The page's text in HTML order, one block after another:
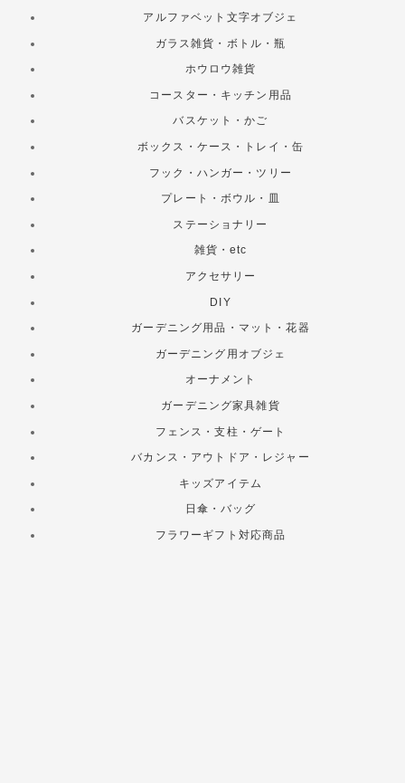
アルファベット文字オブジェ
ガラス雑貨・ボトル・瓶
ホウロウ雑貨
コースター・キッチン用品
バスケット・かご
ボックス・ケース・トレイ・缶
フック・ハンガー・ツリー
プレート・ボウル・皿
ステーショナリー
雑貨・etc
アクセサリー
DIY
ガーデニング用品・マット・花器
ガーデニング用オブジェ
オーナメント
ガーデニング家具雑貨
フェンス・支柱・ゲート
バカンス・アウトドア・レジャー
キッズアイテム
日傘・バッグ
フラワーギフト対応商品